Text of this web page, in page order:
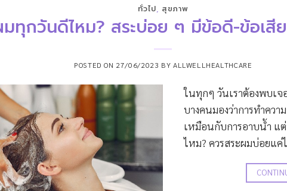
ทั่วไป, สุขภาพ
มทุกวันดีไหม? สระบ่อย ๆ มีข้อดี-ข้อเสีย
POSTED ON 27/06/2023 BY ALLWELLHEALTHCARE
ในทุกๆ วันเราต้องพบเ
บางคนมองว่าการทำคว
เหมือนกับการอาบน้ำ แ
ไหม? ควรสระผมบ่อยแ